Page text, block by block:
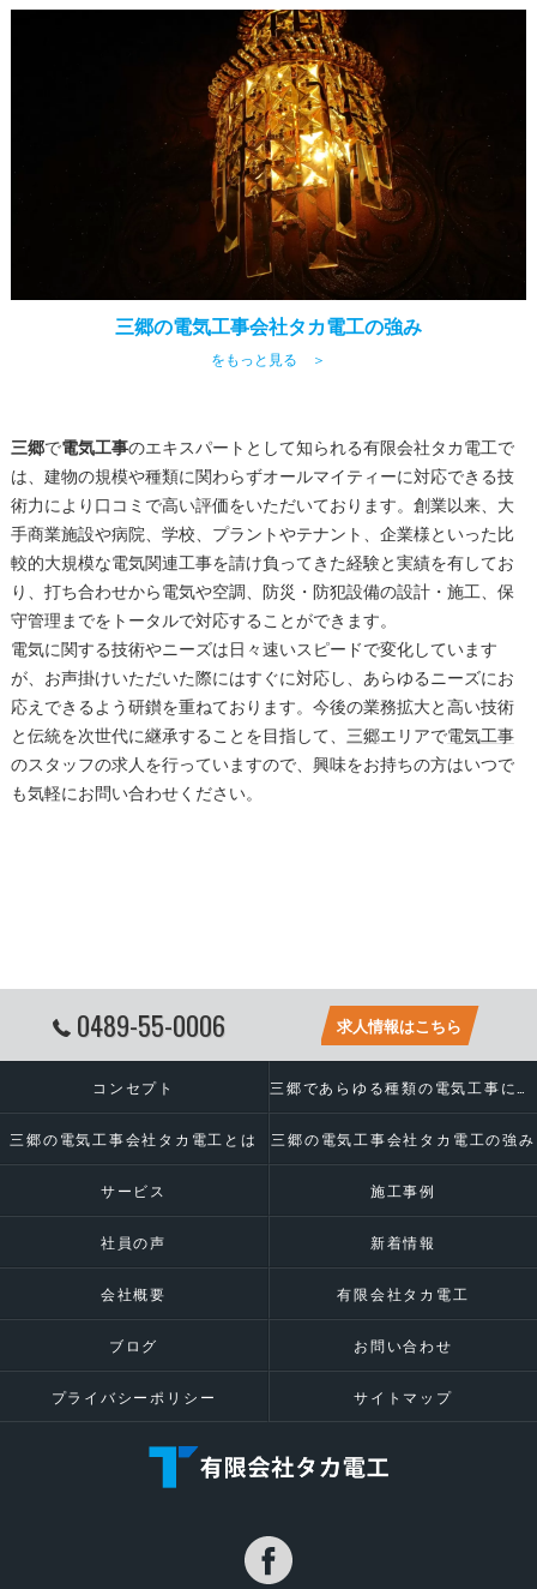
三郷の電気工事会社タカ電工の強み
をもっと見る ＞
三郷で電気工事のエキスパートとして知られる有限会社タカ電工で
は、建物の規模や種類に関わらずオールマイティーに対応できる技
術力により口コミで高い評価をいただいております。創業以来、大
手商業施設や病院、学校、プラントやテナント、企業様といった比
較的大規模な電気関連工事を請け負ってきた経験と実績を有してお
り、打ち合わせから電気や空調、防災・防犯設備の設計・施工、保
守管理までをトータルで対応することができます。
電気に関する技術やニーズは日々速いスピードで変化しています
が、お声掛けいただいた際にはすぐに対応し、あらゆるニーズにお
応えできるよう研鑚を重ねております。今後の業務拡大と高い技術
と伝統を次世代に継承することを目指して、 三郷エリアで電気工事
のスタッフの求人を行っていますので、興味をお持ちの方はいつで
も気軽にお問い合わせください。
0489-55-0006 求人情報はこちら
コンセプト
三郷の電気工事会社タカ電工とは 三郷の電気工事会社タカ電工の強み
サービス 施工事例
社員の声 新着情報
会社概要 有限会社タカ電工
ブログ お問い合わせ
プライバシーポリシー サイトマップ